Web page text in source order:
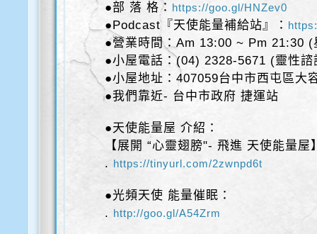
●部 落 格： https://goo.gl/HNZev0
●Podcast『天使能量補給站』：
●營業時間：Am 13:00 ~ Pm 21:30 (
●小屋電話：(04) 2328-5671 (靈性
●小屋地址：407059台中市西屯區大
●我們靠近- 台中市政府 捷運站
●天使能量屋 介紹：
【展開 “心靈翅膀"- 飛進 天使能量屋
. https://tinyurl.com/2zwnpd6t
●光頻天使 能量催眠：
. http://goo.gl/A54Zrm